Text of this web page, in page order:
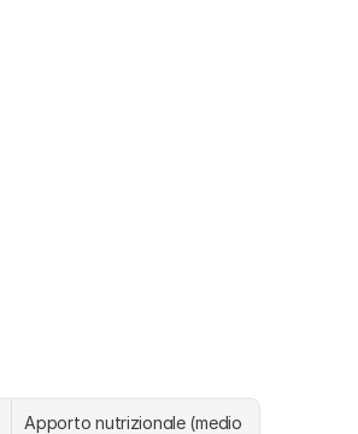
Apporto nutrizionale (medio